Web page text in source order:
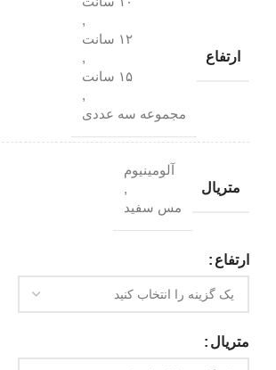
ارتفاع
,
۱۲ سانت
,
۱۵ سانت
,
مجموعه سه عددی
متریال
آلومینیوم
,
مس سفید
ارتفاع
متریال